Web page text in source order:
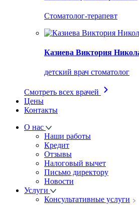
Стоматолог-терапевт
Казиева Виктория
детский врач стоматолог
Смотреть всех врачей
Цены
Контакты
О нас
Наши работы
Кредит
Отзывы
Налоговый вычет
Письмо директору
Новости
Услуги
Консультативные услуги